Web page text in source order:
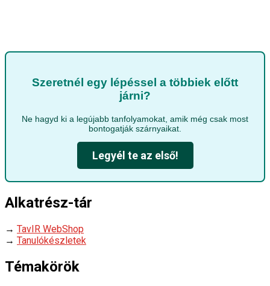
Szeretnél egy lépéssel a többiek előtt
járni?
Ne hagyd ki a legújabb tanfolyamokat, amik még csak most
bontogatják szárnyaikat.
Legyél te az első!
Alkatrész-tár
→ TavIR WebShop
→ Tanulókészletek
Témakörök